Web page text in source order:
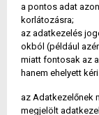
a pontos adat
korlátozásra;
az adatkezelés
okból (például
miatt fontosak az
hanem ehelyett
az Adatkezelőnek
megjelölt